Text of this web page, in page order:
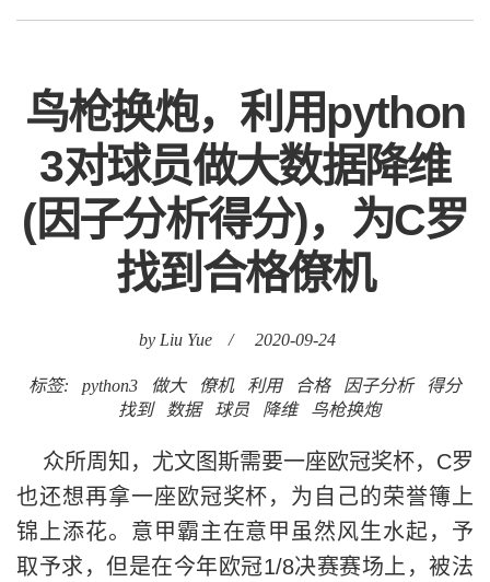
鸟枪换炮，利用python
3对球员做大数据降维
(因子分析得分)，为C罗
找到合格僚机
by Liu Yue / 2020-09-24
标签: python3 做大 僚机 利用 合格 因子分析
得分
找到
数据 球员 降维 鸟枪换炮
众所周知，尤文图斯需要一座欧冠奖杯，C罗
也还想再拿一座欧冠奖杯，为自己的荣誉簙上
锦上添花。意甲霸主在意甲虽然风生水起，予
取予求，但是在今年欧冠1/8决赛赛场上，被法